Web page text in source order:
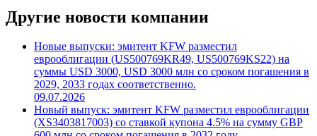
Другие новости компании
Новые выпуски: эмитент KFW разместил
еврооблигации (US500769KR49, US500769KS22) на
суммы USD 3000, USD 3000 млн со сроком погашения в
2029, 2033 годах соответственно.
09.07.2026
Новый выпуск: эмитент KFW разместил еврооблигации
(XS3403817003) со ставкой купона 4.5% на сумму GBP